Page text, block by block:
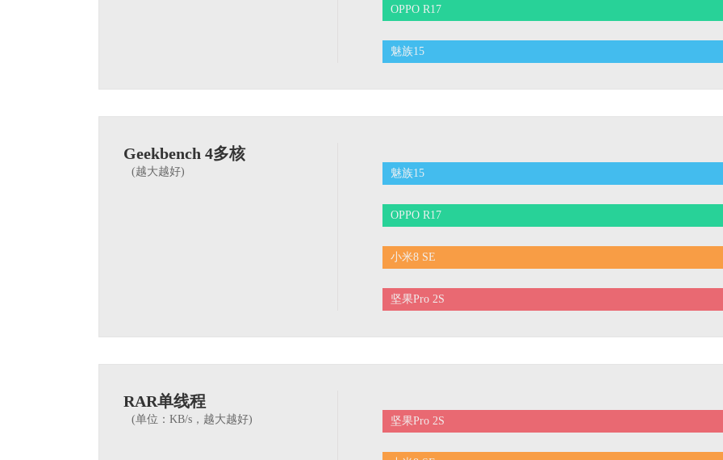
OPPO R17
魅族15
Geekbench 4多核
(越大越好) 魅族15
OPPO R17
小米8 SE
坚果Pro 2S
RAR单线程
(单位：KB/s，越大越好) 坚果Pro 2S